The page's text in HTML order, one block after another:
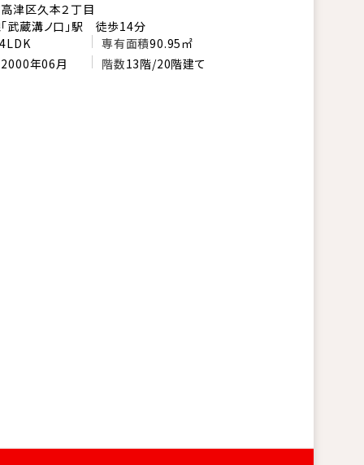
津区久本２丁目
武蔵溝ノ口」駅 徒歩14分
4LDK 専有面積90.95㎡
2000年06月 階数13階/20階建て